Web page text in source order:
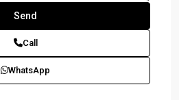
Call
WhatsApp